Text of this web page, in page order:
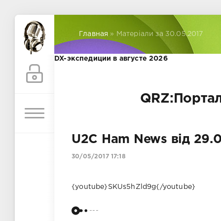
Главная » Матеріали за 30.05.2017
DX-экспедиции в августе 2026
U2C Ham News від
30/05/2017 17:18
{youtube}SKUs5hZld9g{/youtube}
---